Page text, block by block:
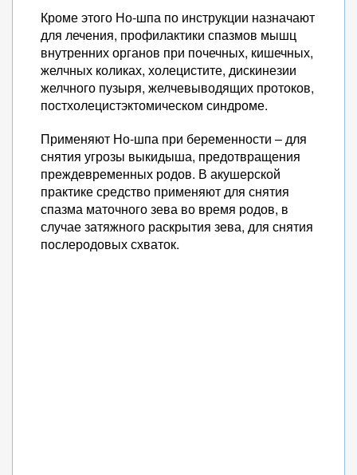
Кроме этого Но-шпа по инструкции назначают
для лечения, профилактики спазмов мышц
внутренних органов при почечных, кишечных,
желчных коликах, холецистите, дискинезии
желчного пузыря, желчевыводящих протоков,
постхолецистэктомическом синдроме.
Применяют Но-шпа при беременности – для
снятия угрозы выкидыша, предотвращения
преждевременных родов. В акушерской
практике средство применяют для снятия
спазма маточного зева во время родов, в
случае затяжного раскрытия зева, для снятия
послеродовых схваток.